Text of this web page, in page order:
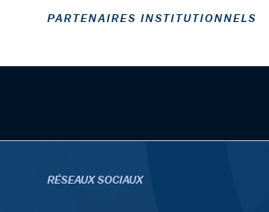
PARTENAIRES INSTITUTIONNELS
RÉSEAUX SOCIAUX